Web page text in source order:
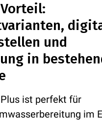
und
in
Plus ist perfekt für
im